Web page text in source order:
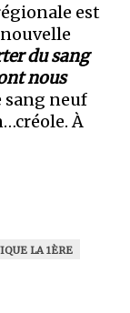
est
du sang
nous
sang neuf
À
LA 1ÈRE